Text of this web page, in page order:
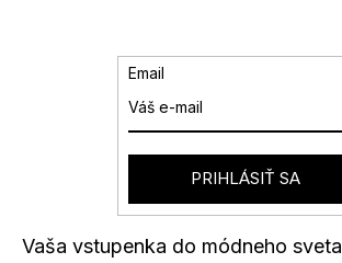
Vaša vstupenka do módneho sveta
Email
PRIHLÁSIŤ SA